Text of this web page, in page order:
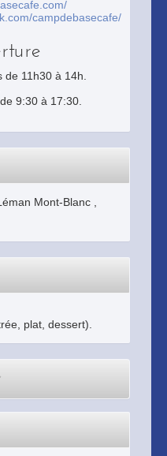
campdebasecafe/
11h30 à 14h.
9:30 à 17:30.
Mont-Blanc
plat, dessert).